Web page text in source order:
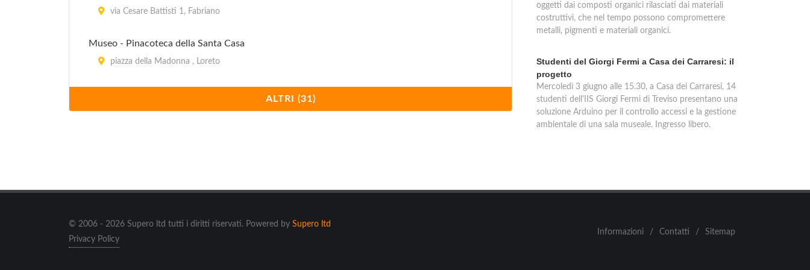
via Cesare Battisti 1, Fabriano
Museo - Pinacoteca della Santa Casa
piazza della Madonna , Loreto
piazza Colocci , Jesi
Museo Archeologico Nazionale delle Marche
Museo Archeologico Sentinate
ALTRI (31)
oggetti dai composti organici rilasciati dai materiali
costruttivi, che nel tempo possono compromettere
metalli, pigmenti e materiali organici.
Studenti del Giorgi Fermi a Casa dei Carraresi: il
progetto
Mercoledì 3 giugno alle 15.30, a Casa dei Carraresi, 14
studenti dell'IIS Giorgi Fermi di Treviso presentano una
soluzione Arduino per il controllo accessi e la gestione
ambientale di una sala museale. Ingresso libero.
© 2006 - 2026 Supero ltd tutti i diritti riservati. Powered by Supero ltd
Privacy Policy
Informazioni / Contatti / Sitemap